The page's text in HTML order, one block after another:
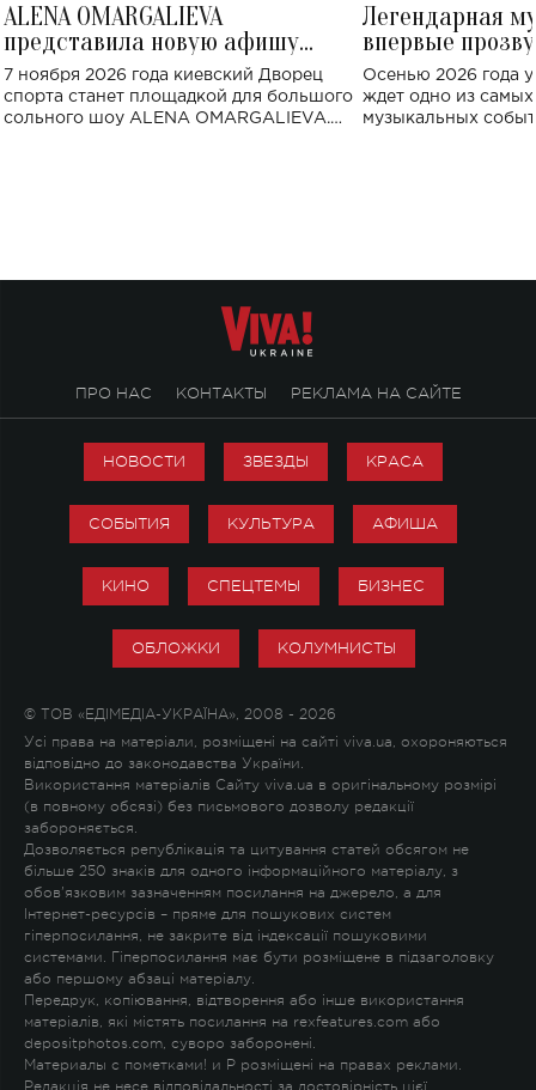
ALENA OMARGALIEVA
представила новую афишу
большого концерта во Дворце
спорта
7 ноября 2026 года киевский Дворец
спорта станет площадкой для большого
сольного шоу ALENA OMARGALIEVA.
Легендарная
впервые
Украине: где
Осенью 2026 года
ждет одно из
музыкальных
ПРО НАС КОНТАКТЫ РЕКЛАМА НА САЙТЕ
НОВОСТИ ЗВЕЗДЫ КРАСА
СОБЫТИЯ КУЛЬТУРА АФИША
КИНО СПЕЦТЕМЫ БИЗНЕС
ОБЛОЖКИ КОЛУМНИСТЫ
© ТОВ «ЕДІМЕДІА-УКРАЇНА», 2008 - 2026
Усі права на матеріали, розміщені на сайті viva.ua, охороняються
відповідно до законодавства України.
Використання матеріалів Сайту viva.ua в оригінальному розмірі
(в повному обсязі) без письмового дозволу редакції
забороняється.
Дозволяється републікація та цитування статей обсягом не
більше 250 знаків для одного інформаційного матеріалу, з
обов'язковим зазначенням посилання на джерело, а для
Інтернет-ресурсів – пряме для пошукових систем
гіперпосилання, не закрите від індексації пошуковими
системами. Гіперпосилання має бути розміщене в підзаголовку
або першому абзаці матеріалу.
Передрук, копіювання, відтворення або інше використання
матеріалів, які містять посилання на rexfeatures.com або
depositphotos.com, суворо заборонені.
Материалы с пометками! и P розміщені на правах реклами.
Редакція не несе відповідальності за достовірність цієї